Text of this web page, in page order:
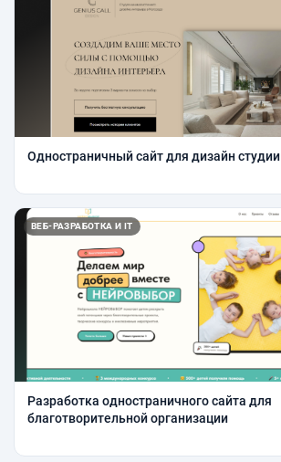
Одностраничный сайт для дизайн студии
ВЕБ-РАЗРАБОТКА И IT
Разработка одностраничного сайта для
благотворительной организации